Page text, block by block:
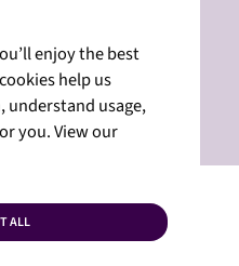
Sala StampaPrivacy Policy
enjoy the best
help us
understand usage,
you. View our
ALL